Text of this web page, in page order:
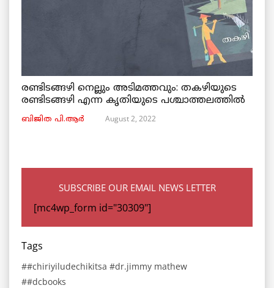
രണ്ടിടങ്ങഴി നെല്ലും അടിമത്തവും: തകഴിയുടെ
രണ്ടിടങ്ങഴി എന്ന കൃതിയുടെ പശ്ചാത്തലത്തിൽ
ബിജിത പി.ആർ August 2, 2022
SUBSCRIBE OUR EMAIL NEWS LETTER
[mc4wp_form id="30309"]
Tags
#chiriyiludechikitsa #dr.jimmy mathew
#dcbooks